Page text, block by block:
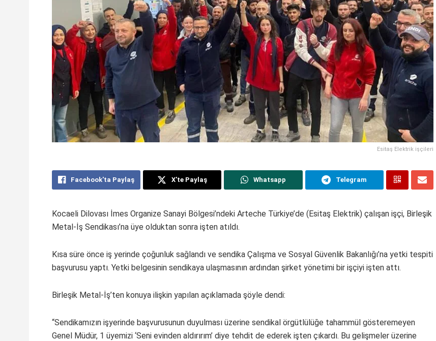
Esitaş Elektrik işçileri
Facebook'ta Paylaş X'te Paylaş Whatsapp Telegram
Kocaeli Dilovası İmes Organize Sanayi Bölgesi’ndeki Arteche Türkiye’de (Esitaş Elektrik) çalışan işçi, Birleşik
Metal-İş Sendikası’na üye olduktan sonra işten atıldı.
Kısa süre önce iş yerinde çoğunluk sağlandı ve sendika Çalışma ve Sosyal Güvenlik Bakanlığı’na yetki tespiti
başvurusu yaptı. Yetki belgesinin sendikaya ulaşmasının ardından şirket yönetimi bir işçiyi işten attı.
Birleşik Metal-İş’ten konuya ilişkin yapılan açıklamada şöyle dendi:
“Sendikamızın işyerinde başvurusunun duyulması üzerine sendikal örgütlülüğe tahammül gösteremeyen
Genel Müdür, 1 üyemizi ‘Seni evinden aldırırım’ diye tehdit de ederek işten çıkardı. Bu gelişmeler üzerine